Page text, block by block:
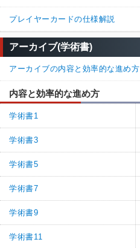
プレイヤーカードの仕様解説
アーカイブ(学術書)
アーカイブの内容と効率的な進め方
内容と効率的な進め方
学術書1
学術書3
学術書5
学術書7
学術書9
学術書11